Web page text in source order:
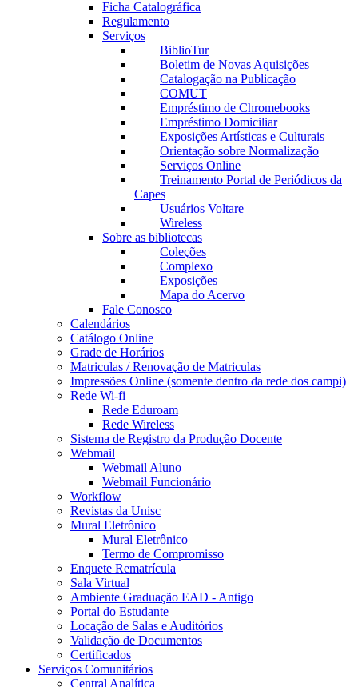
Ficha Catalográfica
Regulamento
Serviços
BiblioTur
Boletim de Novas Aquisições
Catalogação na Publicação
COMUT
Empréstimo de Chromebooks
Empréstimo Domiciliar
Exposições Artísticas e Culturais
Orientação sobre Normalização
Serviços Online
Treinamento Portal de Periódicos da
Capes
Usuários Voltare
Wireless
Sobre as bibliotecas
Coleções
Complexo
Exposições
Mapa do Acervo
Fale Conosco
Calendários
Catálogo Online
Grade de Horários
Matriculas / Renovação de Matriculas
Impressões Online (somente dentro da rede dos campi)
Rede Wi-fi
Rede Eduroam
Rede Wireless
Sistema de Registro da Produção Docente
Webmail
Webmail Aluno
Webmail Funcionário
Workflow
Revistas da Unisc
Mural Eletrônico
Mural Eletrônico
Termo de Compromisso
Enquete Rematrícula
Sala Virtual
Ambiente Graduação EAD - Antigo
Portal do Estudante
Locação de Salas e Auditórios
Validação de Documentos
Certificados
Serviços Comunitários
Central Analítica